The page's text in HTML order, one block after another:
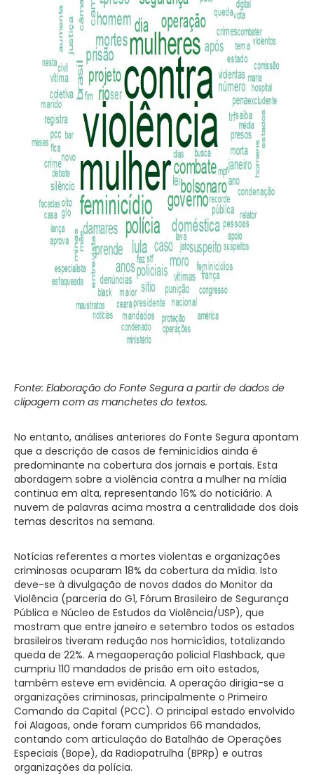
Fonte: Elaboração do Fonte Segura a partir de dados de
clipagem com as manchetes do textos.
No entanto, análises anteriores do Fonte Segura apontam
que a descrição de casos de feminicídios ainda é
predominante na cobertura dos jornais e portais. Esta
abordagem sobre a violência contra a mulher na mídia
continua em alta, representando 16% do noticiário. A
nuvem de palavras acima mostra a centralidade dos dois
temas descritos na semana.
Notícias referentes a mortes violentas e organizações
criminosas ocuparam 18% da cobertura da mídia. Isto
deve-se à divulgação de novos dados do Monitor da
Violência (parceria do G1, Fórum Brasileiro de Segurança
Pública e Núcleo de Estudos da Violência/USP), que
mostram que entre janeiro e setembro todos os estados
brasileiros tiveram redução nos homicídios, totalizando
queda de 22%. A megaoperação policial Flashback, que
cumpriu 110 mandados de prisão em oito estados,
também esteve em evidência. A operação dirigia-se a
organizações criminosas, principalmente o Primeiro
Comando da Capital (PCC). O principal estado envolvido
foi Alagoas, onde foram cumpridos 66 mandados,
contando com articulação do Batalhão de Operações
Especiais (Bope), da Radiopatrulha (BPRp) e outras
organizações da polícia.